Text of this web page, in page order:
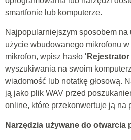
smartfonie lub komputerze.
Najpopularniejszym sposobem
użycie wbudowanego mikrofonu
mikrofon, wpisz hasło
wyszukiwania na swoim
wiadomość lub notatkę głosową.
ją jako plik WAV przed
online, które przekonwertuje ją na
Narzędzia używane do otwarcia